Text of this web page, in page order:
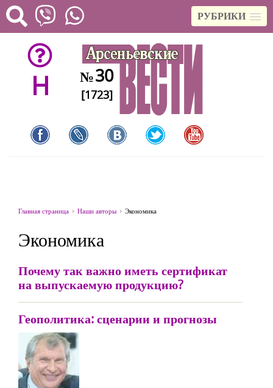
РУБРИКИ
H №30
[1723]
Главная страница Наши авторы Экономика
Экономика
Почему так важно иметь сертификат
на выпускаемую продукцию?
Геополитика: сценарии и прогнозы